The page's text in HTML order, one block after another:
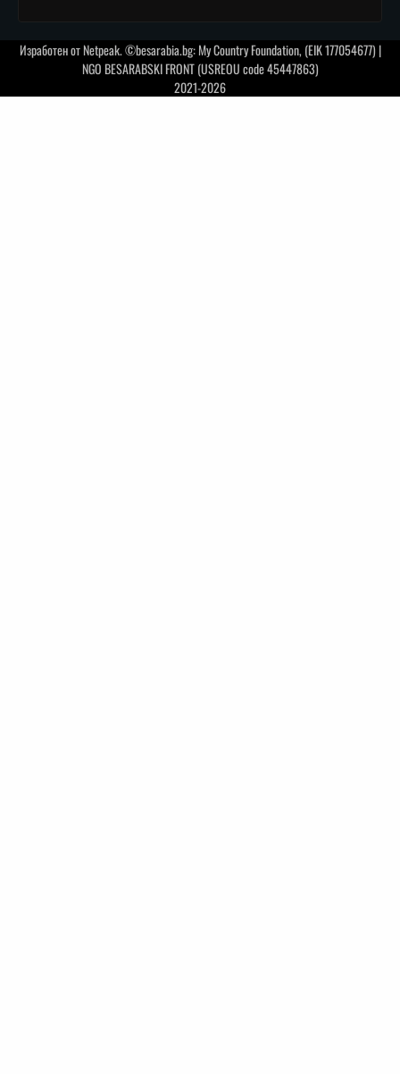
Изработен отNetpeak. ©besarabia.bg: My Country Foundation, (EIK 177054677) |
NGO BESARABSKI FRONT (USREOU code 45447863)
2021-2026